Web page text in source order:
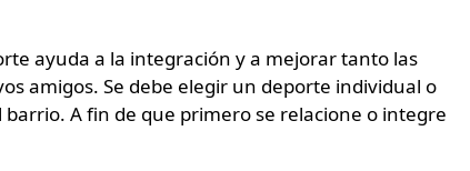
ayuda a la integración y a mejorar tanto las
amigos. Se debe elegir un deporte individual o
A fin de que primero se relacione o integre